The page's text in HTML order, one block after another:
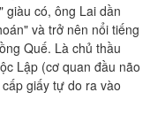
giàu có, ông Lai dần
và trở nên nổi tiếng
Quế. Là chủ thầu
Lập (cơ quan đầu não
giấy tự do ra vào